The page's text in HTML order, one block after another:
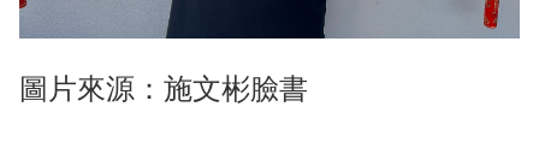
圖片來源：施文彬臉書